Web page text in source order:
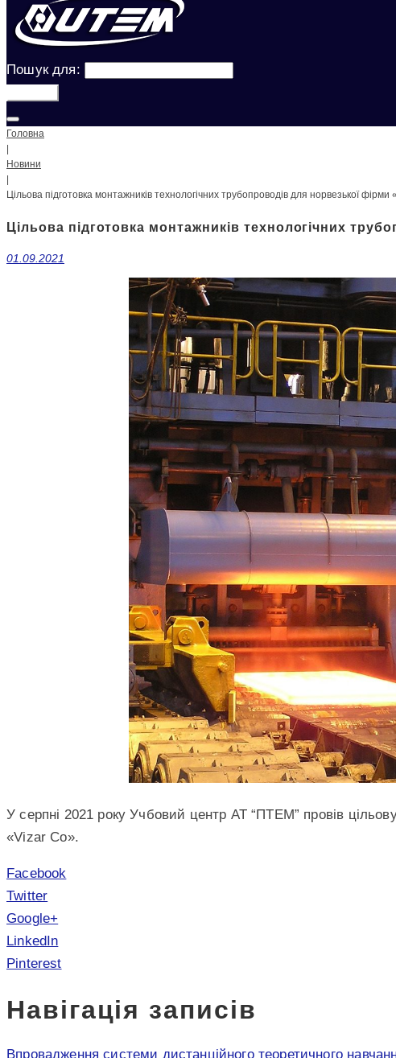
Пошук для:
Головна
Новини
Цільова підготовка монтажників технологічних трубопроводів для норвезької
Цільова підготовка монтажників технологічних
01.09.2021
У серпні 2021 року Учбовий центр АТ “ПТЕМ” провів
«Vizar Со».
Facebook
Twitter
Google+
LinkedIn
Pinterest
Навігація записів
Впровадження системи дистанційного теоретичного